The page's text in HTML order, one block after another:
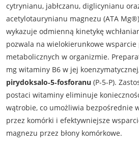
cytrynianu, jabłczanu, diglicynianu
acetylotaurynianu magnezu (ATA
wykazuje odmienną kinetykę
pozwala na wielokierunkowe wsparcie
metabolicznych w organizmie.
mg witaminy B6 w jej
pirydoksalo‑5‑fosforanu (P-5-P).
postaci witaminy eliminuje
wątrobie, co umożliwia bezpośrednie
przez komórki i efektywniejsze
magnezu przez błony komórkowe.